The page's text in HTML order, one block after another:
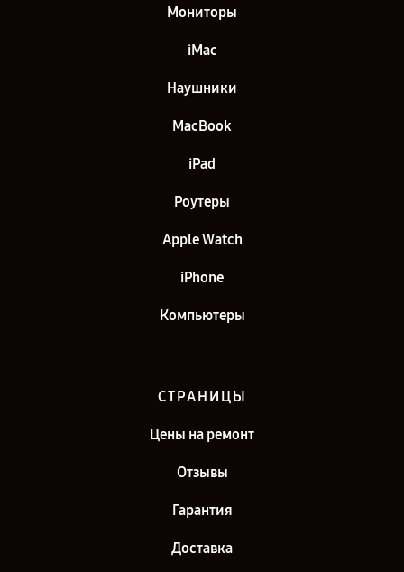
Мониторы
iMac
Наушники
MacBook
iPad
Роутеры
Apple Watch
iPhone
Компьютеры
СТРАНИЦЫ
Цены на ремонт
Отзывы
Гарантия
Доставка